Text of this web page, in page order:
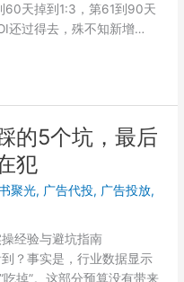
60天掉到1:3，第61到90天
还过得去，殊不知新增…
的5个坑，最后
犯
聚光, 广告代投, 广告投放,
经验与避坑指南
？事实是，行业数据显示
掉”。这部分预算没有带来